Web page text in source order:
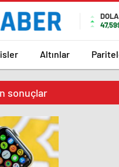
Altınlar
sonuçlar